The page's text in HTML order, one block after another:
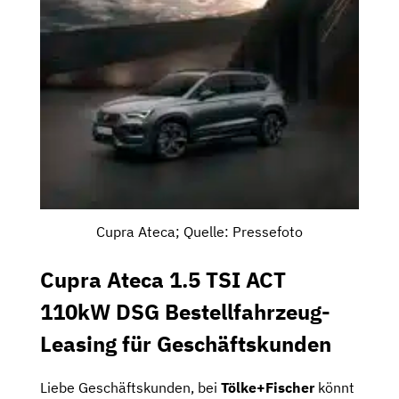
Cupra Ateca; Quelle: Pressefoto
Cupra Ateca 1.5 TSI ACT
110kW DSG Bestellfahrzeug-
Leasing für Geschäftskunden
Liebe Geschäftskunden, bei Tölke+Fischerkönnt